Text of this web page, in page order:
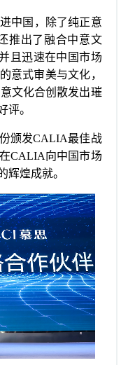
中国，除了纯正意
推出了融合中意文
且迅速在中国市场
意式审美与文化，
文化合创散发出璀
评。
颁发CALIA最佳战
CALIA向中国市场
辉煌成就。